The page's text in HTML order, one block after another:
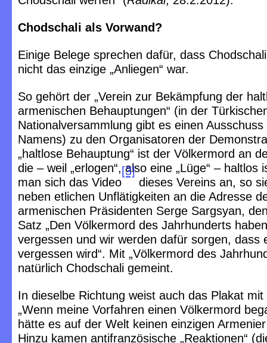
Chodschali als Vorwand?
Einige Belege sprechen dafür, dass
nicht das einzige „Anliegen“ war.
So gehört der „Verein zur Bekämpfung der
armenischen Behauptungen“ (in der
Nationalversammlung gibt es einen Ausschuss
Namens) zu den Organisatoren der
„haltlose Behauptung“ ist der Völkermord an
die – weil „erlogen“, also eine „Lüge“ – haltlos
man sich das Video
[3]
dieses Vereins an, so
neben etlichen Unflätigkeiten an die Adresse
armenischen Präsidenten Serge Sargsyan,
Satz „Den Völkermord des Jahrhunderts
vergessen und wir werden dafür sorgen, dass
vergessen wird“. Mit „Völkermord des
natürlich Chodschali gemeint.
In dieselbe Richtung weist auch das Plakat
„Wenn meine Vorfahren einen Völkermord
hätte es auf der Welt keinen einzigen
Hinzu kamen antifranzösische „Reaktionen“